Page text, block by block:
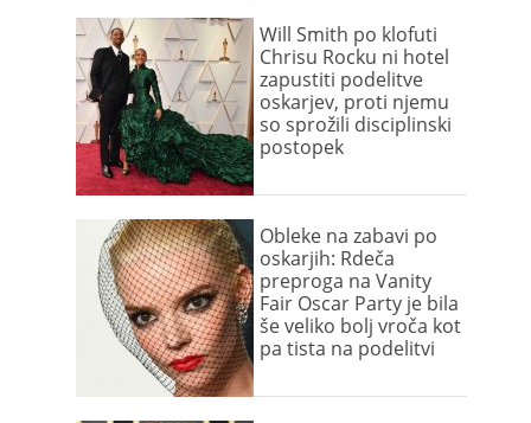
Will Smith po klofuti
Chrisu Rocku ni hotel
zapustiti podelitve
oskarjev, proti njemu
so sprožili disciplinski
postopek
Obleke na zabavi po
oskarjih: Rdeča
preproga na Vanity
Fair Oscar Party je bila
še veliko bolj vroča kot
pa tista na podelitvi